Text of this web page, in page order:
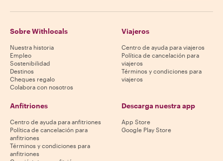
Sobre Withlocals
Nuestra historia
Empleo
Sostenibilidad
Destinos
Cheques regalo
Colabora con nosotros
Viajeros
Centro de ayuda para viajeros
Política de cancelación para
viajeros
Términos y condiciones para
viajeros
Anfitriones
Centro de ayuda para anfitriones
Política de cancelación para
anfitriones
Términos y condiciones para
anfitriones
Descarga nuestra app
App Store
Google Play Store